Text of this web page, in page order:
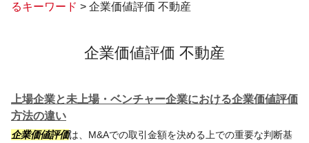
るキーワード > 企業価値評価 不動産
企業価値評価 不動産
上場企業と未上場・ベンチャー企業における企業価値評価
方法の違い
企業価値評価は、M&Aでの取引金額を決める上での重要な判断基